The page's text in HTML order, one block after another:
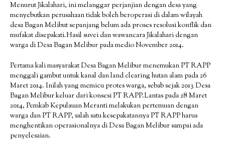
Menurut Jikalahari, ini melanggar perjanjian dengan desa yang
menyebutkan perusahaan tidak boleh beroperasi di dalam wilayah
desa Bagan Melibut sepanjang belum ada proses resolusi konflik dan
mufakat disepakati.Hasil suvei dan wawancara Jikalahari dengan
warga di Desa Bagan Melibur pada medio November 2014.
Pertama kali masyarakat Desa Bagan Melibur menemukan PT RAPP
menggali gambut untuk kanal dan land clearing hutan alam pada 26
Maret 2014. Inilah yang memicu protes warga, sebab sejak 2013 Desa
Bagan Melibur keluar dari konsesi PT RAPP.Lantas pada 28 Maret
2014, Pemkab Kepulauan Meranti melakukan pertemuan dengan
warga dan PT RAPP, salah satu kesepakatannya PT RAPP harus
menghentikan operasionalnya di Desa Bagan Melibur sampai ada
penyelesaian.